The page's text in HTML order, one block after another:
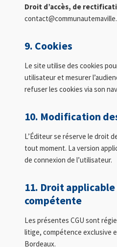
Droit d’accès, de
9. Cookies
Le site utilise des cookies
utilisateur et mesurer
refuser les cookies via son
10. Modification
L’Éditeur se réserve le droit
tout moment. La version
de connexion de l’utilisateur.
11. Droit
compétente
Les présentes CGU sont
litige, compétence exclusive
Bordeaux.